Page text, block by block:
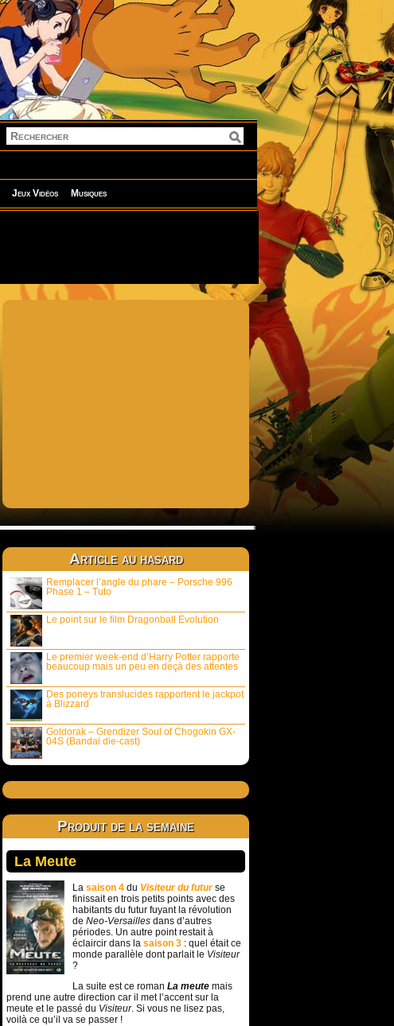
Jeux Vidéos Musiques
Article au hasard
Remplacer l’angle du phare – Porsche 996
Phase 1 – Tuto
Le point sur le film Dragonball Evolution
Le premier week-end d’Harry Potter rapporte
beaucoup mais un peu en deçà des attentes
Des poneys translucides rapportent le jackpot
à Blizzard
Goldorak – Grendizer Soul of Chogokin GX-
04S (Bandai die-cast)
Produit de la semaine
La Meute
La saison 4 du Visiteur du futurse
finissait en trois petits points avec des
habitants du futur fuyant la révolution
de Neo-Versailles dans d’autres
périodes. Un autre point restait à
éclaircir dans la saison 3 : quel était ce
monde parallèle dont parlait le Visiteur
?
La suite est ce roman La meute mais
prend une autre direction car il met l’accent sur la
meute et le passé du Visiteur. Si vous ne lisez pas,
voilà ce qu’il va se passer !